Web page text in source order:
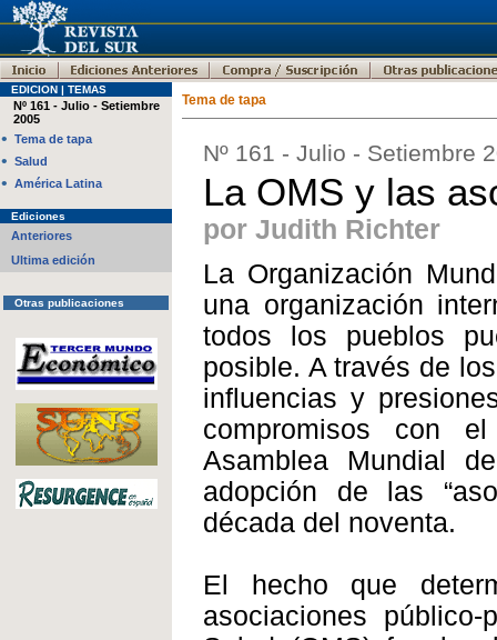
EDICION | TEMAS
Nº 161 - Julio - Setiembre
2005
• Tema de tapa
• Salud
• América Latina
Ediciones
Anteriores
Ultima edición
Otras publicaciones
Tema de tapa
Nº 161 - Julio - Setiembre
La OMS y las
por Judith Richter
La Organización
una organización
todos los pueblos
posible. A través de
influencias y
compromisos con
Asamblea Mundial
adopción de las
década del noventa.
El hecho que
asociaciones